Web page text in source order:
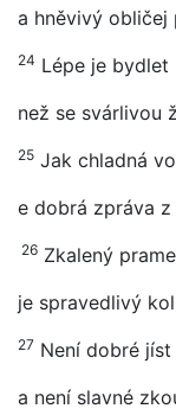
a hněvivý obličej
24 Lépe je bydlet
než se svárlivou
25 Jak chladná
e dobrá zpráva z
26 Zkalený
je spravedlivý
27 Není dobré
a není slavné